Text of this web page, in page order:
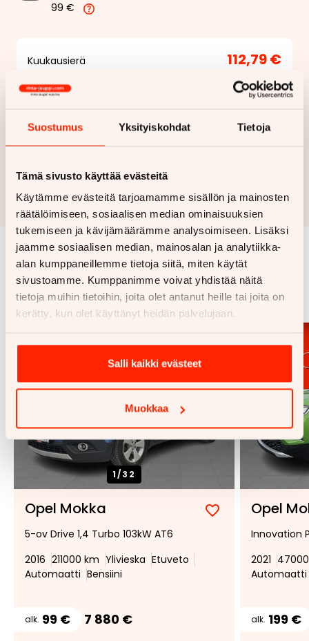
Suostumus Yksityiskohdat Tietoja
Tämä sivusto käyttää evästeitä
Käytämme evästeitä tarjoamamme sisällön ja mainosten
räätälöimiseen, sosiaalisen median ominaisuuksien
tukemiseen ja kävijämäärämme analysoimiseen. Lisäksi
jaamme sosiaalisen median, mainosalan ja analytiikka-
alan kumppaneillemme tietoja siitä, miten käytät
sivustoamme. Kumppanimme voivat yhdistää näitä
tietoja muihin tietoihin, joita olet antanut heille tai joita on
kerätty, kun olet käyttänyt heidän palvelujaan.
Salli kaikki evästeet
Muokkaa
99 €
Kuukausierä 112,79 €
Haluan myös tarjouksen vakuutuksesta
Rahoituslaskelma on suuntaa antava ja edellyttää hyväksytyn
luottopäätöksen ja kaskovakuutuksen.
Samankaltaisia ajoneuvoja
Katso kaikki
1/32
Opel Mokka
Lisää
suosikiksi
Poista
suosikeista
5-ov Drive 1,4 Turbo 103kW AT6
2016 211000 km Ylivieska Etuveto
Automaatti Bensiini
alk. 99 € 7 880 €
Opel
Innovation
2021
Automaatti
alk. 199 €